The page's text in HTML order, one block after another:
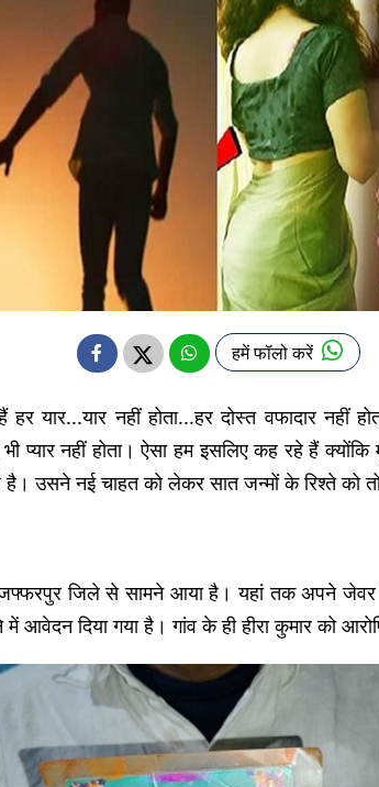
हमें फॉलो करें
यार...यार नहीं होता...हर दोस्त वफादार नहीं
प्यार नहीं होता। ऐसा हम इसलिए कह रहे हैं
उसने नई चाहत को लेकर सात जन्मों के रिश्ते को
जिले से सामने आया है। यहां तक अपने जेवर
आवेदन दिया गया है। गांव के ही हीरा कुमार को